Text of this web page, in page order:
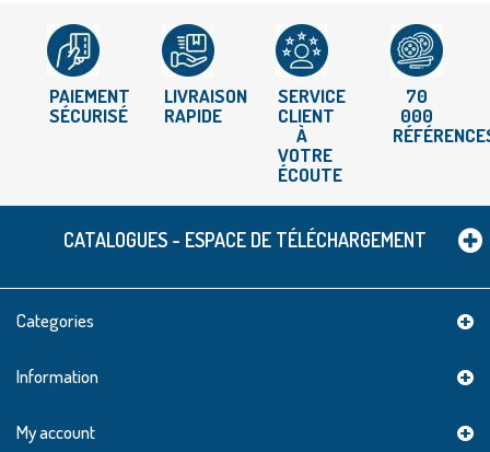
PAIEMENT
SÉCURISÉ
LIVRAISON
RAPIDE
SERVICE
CLIENT
À
VOTRE
ÉCOUTE
70
000
CATALOGUES - ESPACE DE TÉLÉCHARGEMENT
Categories
Information
My account